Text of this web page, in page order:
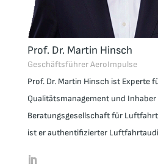
Prof. Dr. Martin Hinsch
Geschäftsführer AeroImpulse
Prof. Dr. Martin Hinsch ist Experte
Qualitätsmanagement und Inhaber
Beratungsgesellschaft für
ist er authentifizierter